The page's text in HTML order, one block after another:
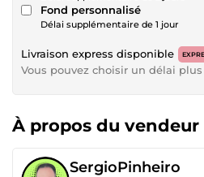
Fond personnalisé
Délai supplémentaire de 1 jour
Livraison express disponible
Vous pouvez choisir un délai
À propos du vendeur
SergioPinheiro